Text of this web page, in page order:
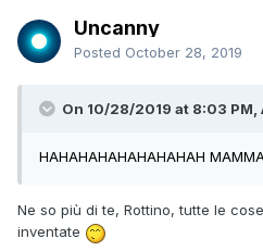
Uncanny
Posted October 28, 2019
On 10/28/2019 at 8:03 PM,
HAHAHAHAHAHAHAHAH
Ne so più di te, Rottino, tutte le
inventate